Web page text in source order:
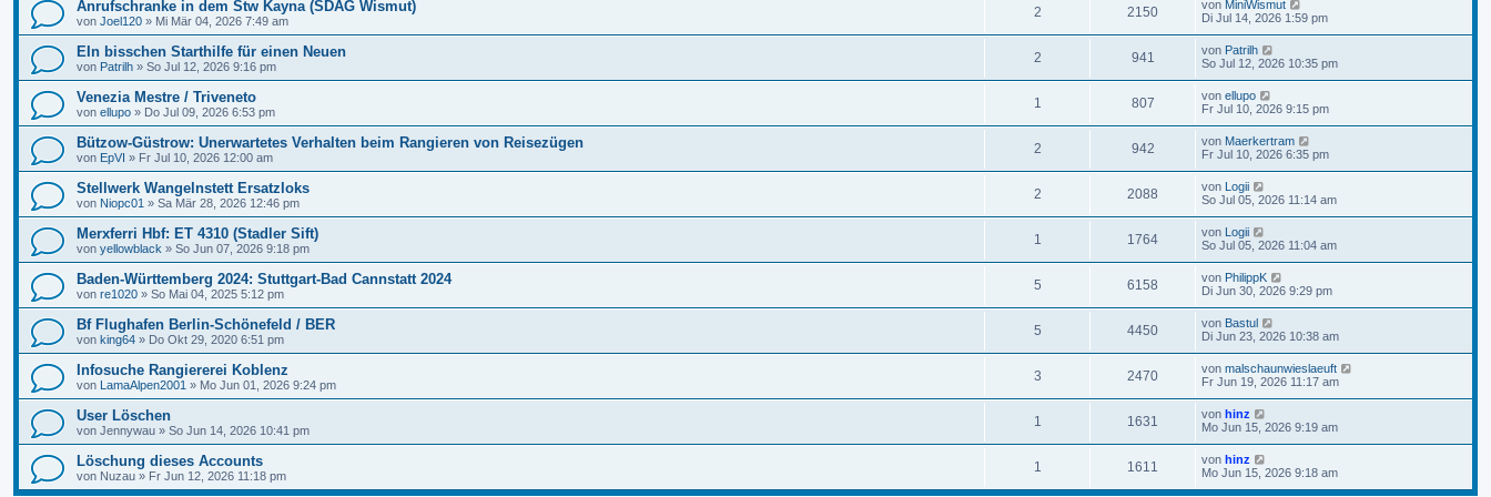
Anrufschranke in dem Stw Kayna (SDAG Wismut)
von Joel120 » Mi Mär 04, 2026 7:49 am
2 2150 von MiniWismut
Di Jul 14, 2026 1:59 pm
EIn bisschen Starthilfe für einen Neuen
von Patrilh » So Jul 12, 2026 9:16 pm
2 941 von Patrilh
So Jul 12, 2026 10:35 pm
Venezia Mestre / Triveneto
von ellupo » Do Jul 09, 2026 6:53 pm
1 807 von ellupo
Fr Jul 10, 2026 9:15 pm
Bützow-Güstrow: Unerwartetes Verhalten beim Rangieren von Reisezügen
von EpVI » Fr Jul 10, 2026 12:00 am
2 942 von Maerkertram
Fr Jul 10, 2026 6:35 pm
Stellwerk Wangelnstett Ersatzloks
von Niopc01 » Sa Mär 28, 2026 12:46 pm
2 2088 von Logii
So Jul 05, 2026 11:14 am
Merxferri Hbf: ET 4310 (Stadler Sift)
von yellowblack » So Jun 07, 2026 9:18 pm
1 1764 von Logii
So Jul 05, 2026 11:04 am
Baden-Württemberg 2024: Stuttgart-Bad Cannstatt 2024
von re1020 » So Mai 04, 2025 5:12 pm
5 6158 von PhilippK
Di Jun 30, 2026 9:29 pm
Bf Flughafen Berlin-Schönefeld / BER
von king64 » Do Okt 29, 2020 6:51 pm
5 4450 von Bastul
Di Jun 23, 2026 10:38 am
Infosuche Rangiererei Koblenz
von LamaAlpen2001 » Mo Jun 01, 2026 9:24 pm
3 2470 von malschaunwieslaeuft
Fr Jun 19, 2026 11:17 am
User Löschen
von Jennywau » So Jun 14, 2026 10:41 pm
1 1631 von hinz
Mo Jun 15, 2026 9:19 am
Löschung dieses Accounts
von Nuzau » Fr Jun 12, 2026 11:18 pm
1 1611 von hinz
Mo Jun 15, 2026 9:18 am